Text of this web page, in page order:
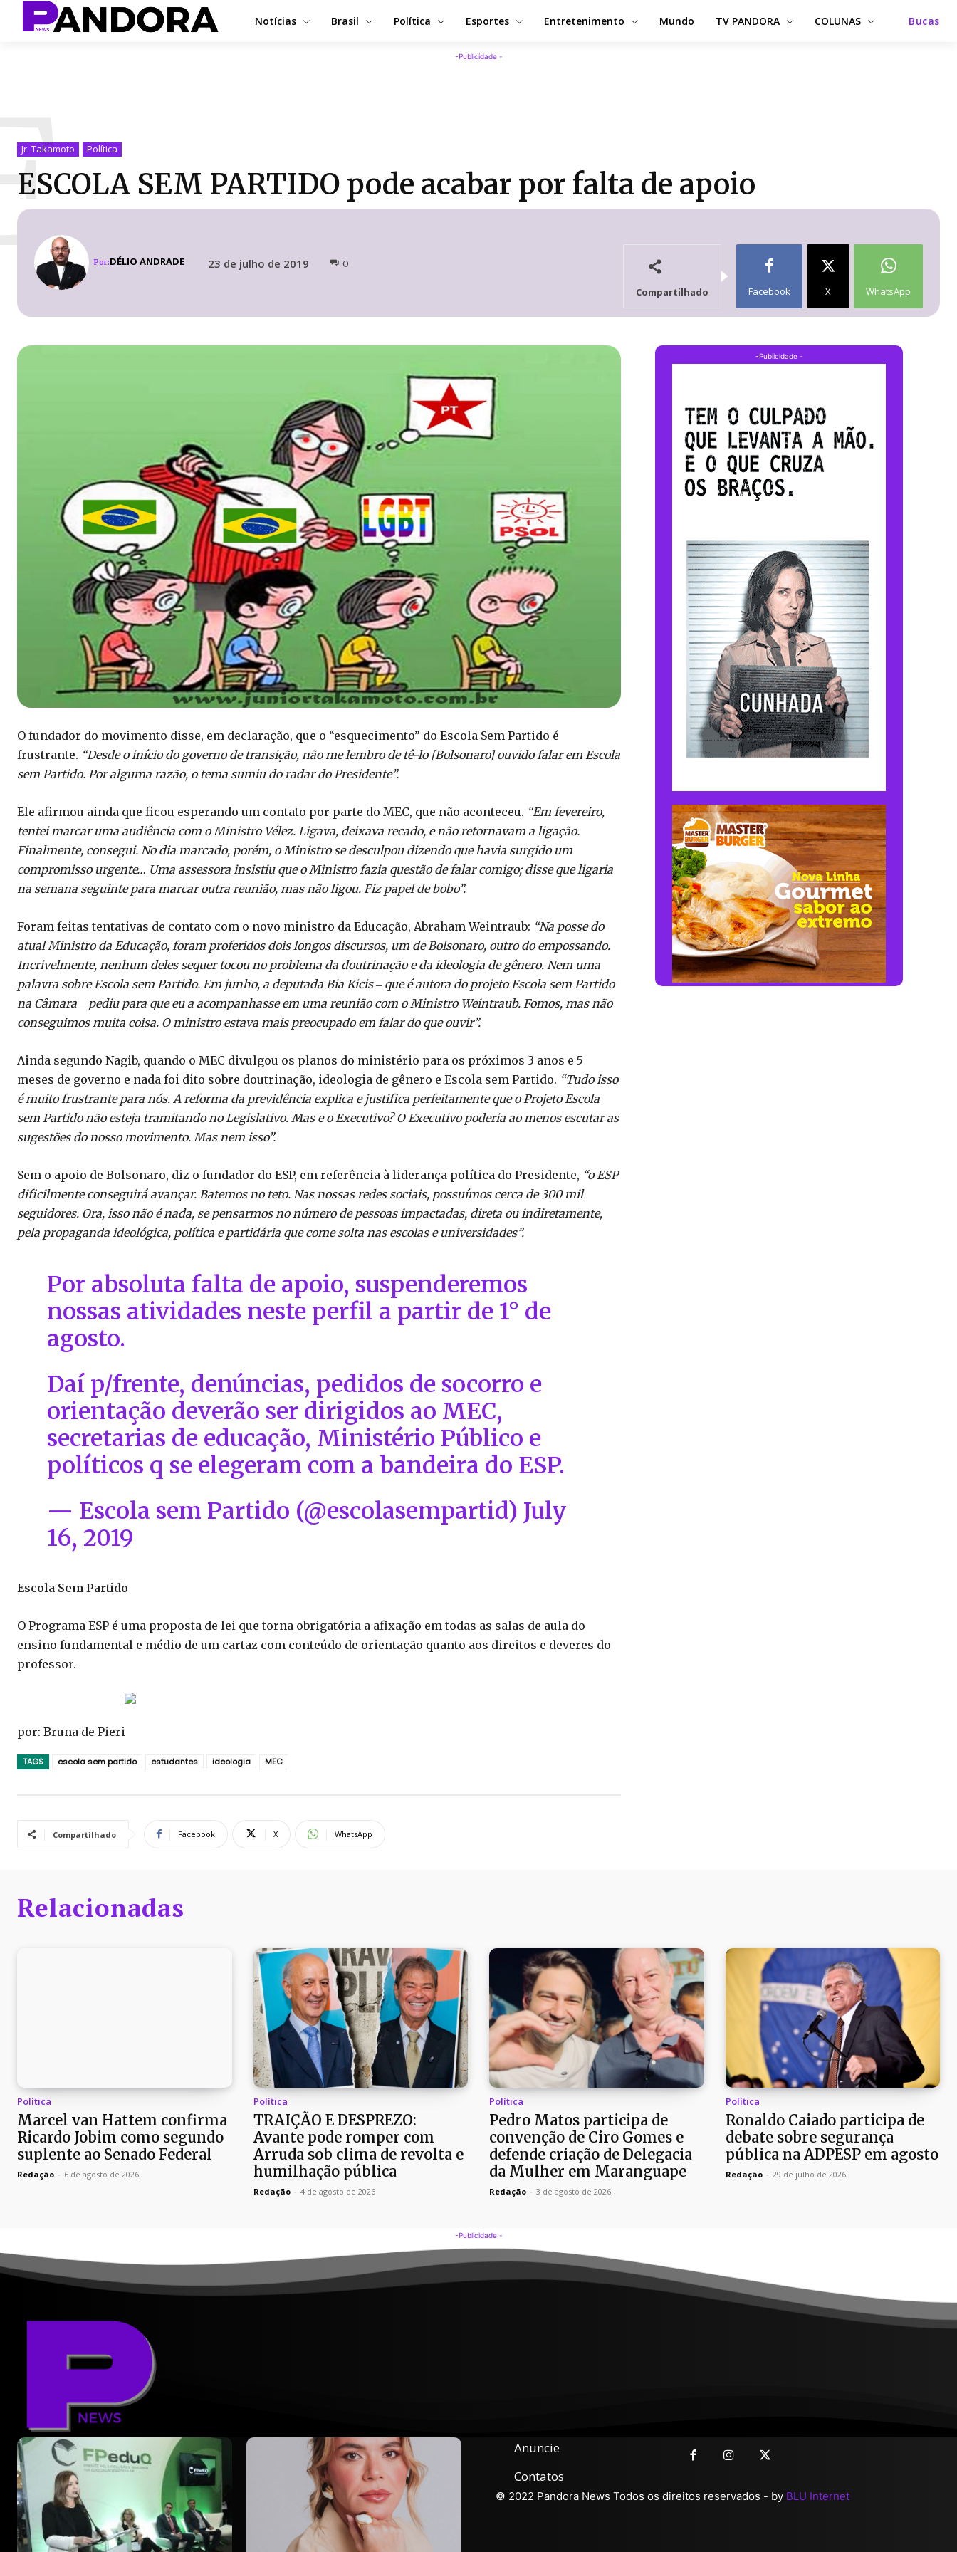
Notícias Brasil Política Esportes Entretenimento Mundo TV PANDORA COLUNAS Bucas
-Publicidade -
Jr. Takamoto Política
ESCOLA SEM PARTIDO pode acabar por falta de apoio
Por:DÉLIO ANDRADE 23 de julho de 2019 0
Compartilhado Facebook X WhatsApp
O fundador do movimento disse, em declaração, que o “esquecimento” do Escola Sem Partido é
frustrante. “Desde o início do governo de transição, não me lembro de tê-lo [Bolsonaro] ouvido falar em Escola
sem Partido. Por alguma razão, o tema sumiu do radar do Presidente”.
Ele afirmou ainda que ficou esperando um contato por parte do MEC, que não aconteceu. “Em fevereiro,
tentei marcar uma audiência com o Ministro Vélez. Ligava, deixava recado, e não retornavam a ligação.
Finalmente, consegui. No dia marcado, porém, o Ministro se desculpou dizendo que havia surgido um
compromisso urgente… Uma assessora insistiu que o Ministro fazia questão de falar comigo; disse que ligaria
na semana seguinte para marcar outra reunião, mas não ligou. Fiz papel de bobo”.
Foram feitas tentativas de contato com o novo ministro da Educação, Abraham Weintraub: “Na posse do
atual Ministro da Educação, foram proferidos dois longos discursos, um de Bolsonaro, outro do empossando.
Incrivelmente, nenhum deles sequer tocou no problema da doutrinação e da ideologia de gênero. Nem uma
palavra sobre Escola sem Partido. Em junho, a deputada Bia Kicis ‒ que é autora do projeto Escola sem Partido
na Câmara ‒ pediu para que eu a acompanhasse em uma reunião com o Ministro Weintraub. Fomos, mas não
conseguimos muita coisa. O ministro estava mais preocupado em falar do que ouvir”.
Ainda segundo Nagib, quando o MEC divulgou os planos do ministério para os próximos 3 anos e 5
meses de governo e nada foi dito sobre doutrinação, ideologia de gênero e Escola sem Partido. “Tudo isso
é muito frustrante para nós. A reforma da previdência explica e justifica perfeitamente que o Projeto Escola
sem Partido não esteja tramitando no Legislativo. Mas e o Executivo? O Executivo poderia ao menos escutar as
sugestões do nosso movimento. Mas nem isso”.
Sem o apoio de Bolsonaro, diz o fundador do ESP, em referência à liderança política do Presidente, “o ESP
dificilmente conseguirá avançar. Batemos no teto. Nas nossas redes sociais, possuímos cerca de 300 mil
seguidores. Ora, isso não é nada, se pensarmos no número de pessoas impactadas, direta ou indiretamente,
pela propaganda ideológica, política e partidária que come solta nas escolas e universidades”.
Por absoluta falta de apoio, suspenderemos
nossas atividades neste perfil a partir de 1° de
agosto.
Daí p/frente, denúncias, pedidos de socorro e
orientação deverão ser dirigidos ao MEC,
secretarias de educação, Ministério Público e
políticos q se elegeram com a bandeira do ESP.
— Escola sem Partido (@escolasempartid) July
16, 2019
Escola Sem Partido
O Programa ESP é uma proposta de lei que torna obrigatória a afixação em todas as salas de aula do
ensino fundamental e médio de um cartaz com conteúdo de orientação quanto aos direitos e deveres do
professor.
por: Bruna de Pieri
TAGS escola sem partido estudantes ideologia MEC
Compartilhado Facebook X WhatsApp
-Publicidade -
Relacionadas
Política
Marcel van Hattem confirma
Ricardo Jobim como segundo
suplente ao Senado Federal
Redação - 6 de agosto de 2026
Política
TRAIÇÃO E DESPREZO:
Avante pode romper com
Arruda sob clima de revolta e
humilhação pública
Redação - 4 de agosto de 2026
Política
Pedro Matos participa de
convenção de Ciro Gomes e
defende criação de Delegacia
da Mulher em Maranguape
Redação - 3 de agosto de 2026
Política
Ronaldo Caiado participa de
debate sobre segurança
pública na ADPESP em agosto
Redação - 29 de julho de 2026
-Publicidade -
Anuncie
Contatos
© 2022 Pandora News Todos os direitos reservados - by BLU Internet